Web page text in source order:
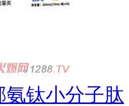
氨钛小分子肽